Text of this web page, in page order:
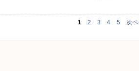
1 2 3 4 5 次